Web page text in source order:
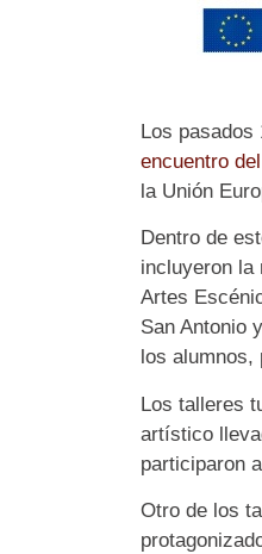
Los pasados
encuentro
la Unión
Dentro de
incluyeron la
Artes
San Antonio
los
Los talleres
artístico
participaron
Otro de los